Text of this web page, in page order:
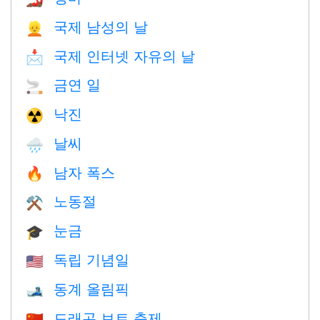
👱 국제 남성의 날
📩 국제 인터넷 자유의 날
🚬 금연 일
☢️ 낙진
🌧 날씨
🔥 남자 폭스
⚒️ 노동절
🎓 눈금
🇺🇸 독립 기념일
🎿 동계 올림픽